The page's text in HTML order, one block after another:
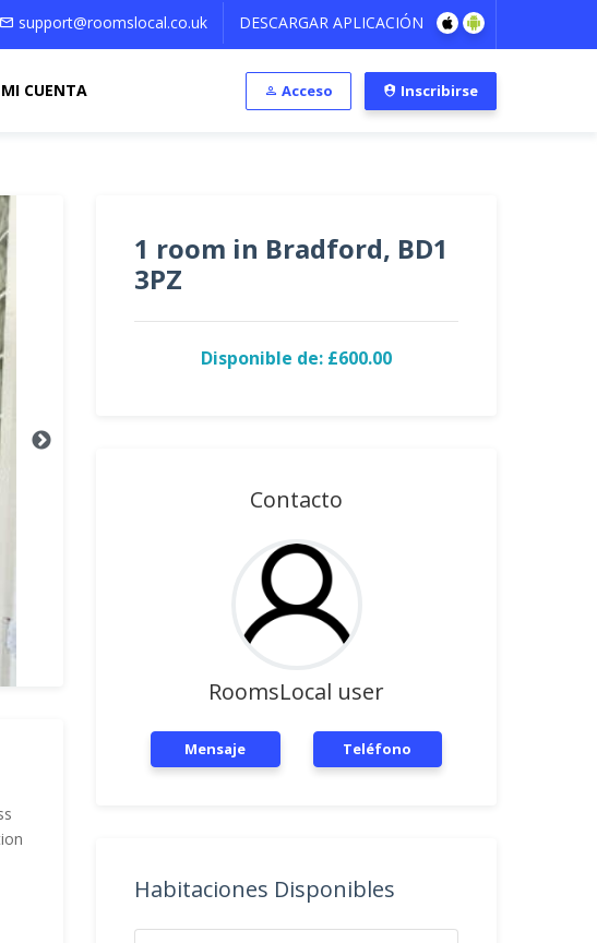
support@roomslocal.co.uk DESCARGAR APLICACIÓN
MI CUENTA Acceso Inscribirse
1 room in Bradford, BD1
3PZ
Disponible de: £600.00
Contacto
RoomsLocal user
Mensaje Teléfono
Habitaciones Disponibles